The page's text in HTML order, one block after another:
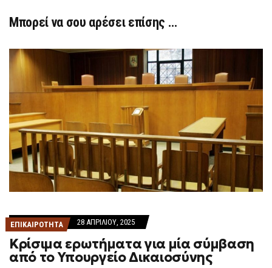
Μπορεί να σου αρέσει επίσης …
ΕΠΙΚΑΙΡΟΤΗΤΑ 28 ΑΠΡΙΛΊΟΥ, 2025
Κρίσιμα ερωτήματα για μία σύμβαση
από το Υπουργείο Δικαιοσύνης